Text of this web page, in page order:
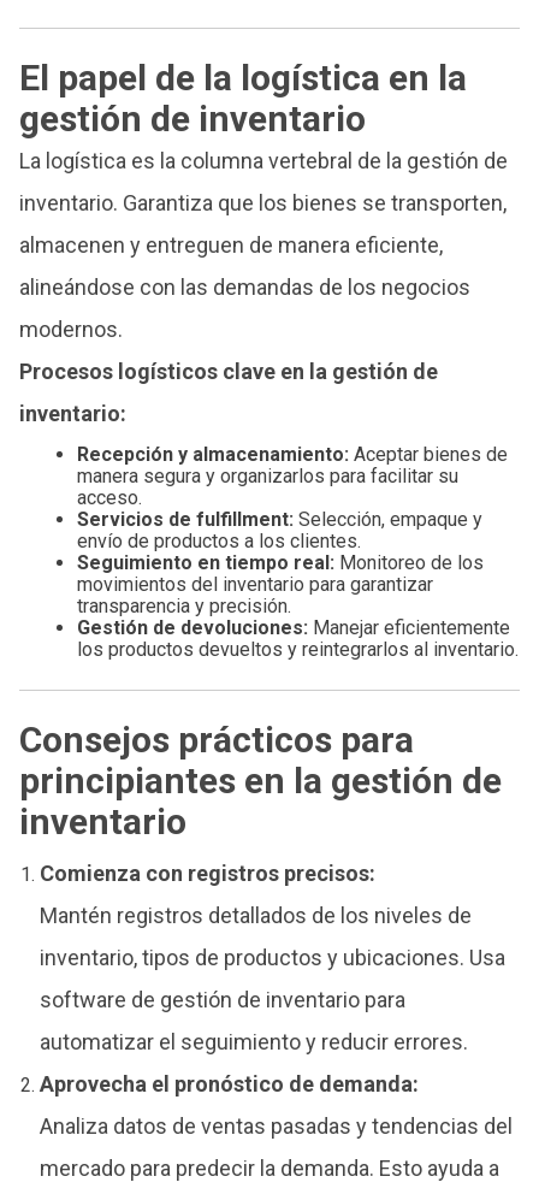
El papel de la logística en la
gestión de inventario
La logística es la columna vertebral de la gestión de
inventario. Garantiza que los bienes se transporten,
almacenen y entreguen de manera eficiente,
alineándose con las demandas de los negocios
modernos.
Procesos logísticos clave en la gestión de
inventario:
Recepción y almacenamiento: Aceptar bienes de
manera segura y organizarlos para facilitar su
acceso.
Servicios de fulfillment: Selección, empaque y
envío de productos a los clientes.
Seguimiento en tiempo real: Monitoreo de los
movimientos del inventario para garantizar
transparencia y precisión.
Gestión de devoluciones: Manejar eficientemente
los productos devueltos y reintegrarlos al inventario.
Consejos prácticos para
principiantes en la gestión de
inventario
Comienza con registros precisos:
Mantén registros detallados de los niveles de
inventario, tipos de productos y ubicaciones. Usa
software de gestión de inventario para
automatizar el seguimiento y reducir errores.
Aprovecha el pronóstico de demanda:
Analiza datos de ventas pasadas y tendencias del
mercado para predecir la demanda. Esto ayuda a